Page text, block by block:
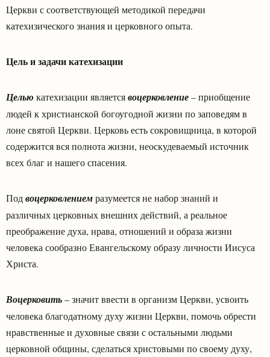
Церкви с соответствующей методикой передачи
катехизического знания и церковного опыта.
Цель и задачи катехизации
Целью катехизации являетсявоцерковление– приобщение
людей к христианской богоугодной жизни по заповедям в
лоне святой Церкви. Церковь есть сокровищница, в которой
содержится вся полнота жизни, неоскудеваемый источник
всех благ и нашего спасения.
Подвоцерковлениемразумеется не набор знаний и
различных церковных внешних действий, а реальное
преображение духа, нрава, отношений и образа жизни
человека сообразно Евангельскому образу личности Иисуса
Христа.
Воцерковить– значит ввести в организм Церкви, усвоить
человека благодатному духу жизни Церкви, помочь обрести
нравственные и духовные связи с остальными людьми
церковной общины, сделаться христовыми по своему духу,